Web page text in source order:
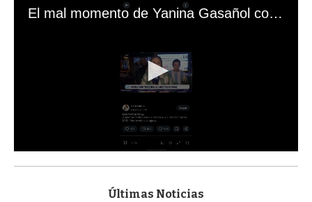
El mal momento de Yanina Gasañol con un hincha argentino en "Subrayado"
s
Últimas Noticias